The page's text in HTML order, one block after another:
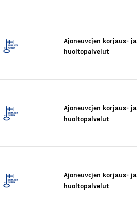
Ajoneuvojen korjaus- ja
huoltopalvelut
Ajoneuvojen korjaus- ja
huoltopalvelut
Ajoneuvojen korjaus- ja
huoltopalvelut